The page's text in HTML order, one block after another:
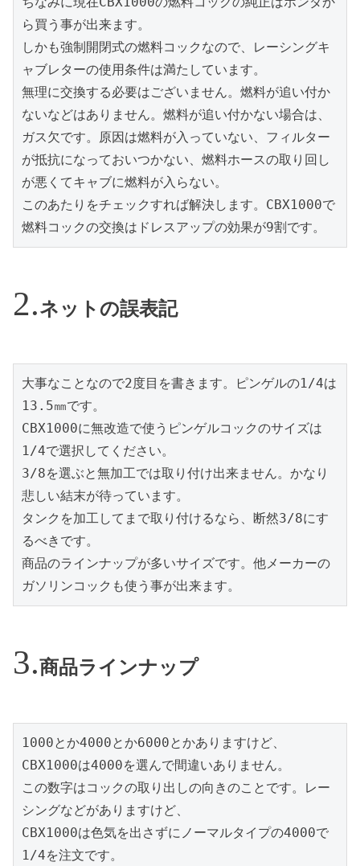
ら買う事が出来ます。
しかも強制開閉式の燃料コックなので、レーシングキ
ャブレターの使用条件は満たしています。
無理に交換する必要はございません。燃料が追い付か
ないなどはありません。燃料が追い付かない場合は、
ガス欠です。原因は燃料が入っていない、フィルター
が抵抗になっておいつかない、燃料ホースの取り回し
が悪くてキャブに燃料が入らない。
このあたりをチェックすれば解決します。CBX1000で
燃料コックの交換はドレスアップの効果が9割です。
ネットの誤表記
大事なことなので2度目を書きます。ピンゲルの1/4は
13.5㎜です。
CBX1000に無改造で使うピンゲルコックのサイズは
1/4で選択してください。
3/8を選ぶと無加工では取り付け出来ません。かなり
悲しい結末が待っています。
タンクを加工してまで取り付けるなら、断然3/8にす
るべきです。
商品のラインナップが多いサイズです。他メーカーの
ガソリンコックも使う事が出来ます。
商品ラインナップ
1000とか4000とか6000とかありますけど、
CBX1000は4000を選んで間違いありません。
この数字はコックの取り出しの向きのことです。レー
シングなどがありますけど、
CBX1000は色気を出さずにノーマルタイプの4000で
1/4を注文です。